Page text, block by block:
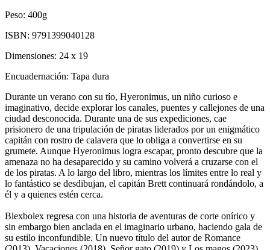
Peso: 400g
ISBN: 9791399040128
Dimensiones: 24 x 19
Encuadernación: Tapa dura
Durante un verano con su tío, Hyeronimus, un niño curioso e
imaginativo, decide explorar los canales, puentes y callejones de una
ciudad desconocida. Durante una de sus expediciones, cae
prisionero de una tripulación de piratas liderados por un enigmático
capitán con rostro de calavera que lo obliga a convertirse en su
grumete. Aunque Hyeronimus logra escapar, pronto descubre que la
amenaza no ha desaparecido y su camino volverá a cruzarse con el
de los piratas. A lo largo del libro, mientras los límites entre lo real y
lo fantástico se desdibujan, el capitán Brett continuará rondándolo, a
él y a quienes estén cerca.
Blexbolex regresa con una historia de aventuras de corte onírico y
sin embargo bien anclada en el imaginario urbano, haciendo gala de
su estilo inconfundible. Un nuevo título del autor de Romance